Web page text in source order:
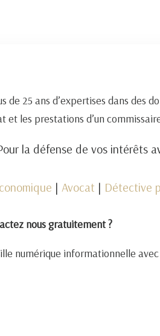
de 25 ans d’expertises dans des
et les prestations d’un
la défense de vos intérêts
| Avocat | Détective
nous gratuitement ?
numérique informationnelle